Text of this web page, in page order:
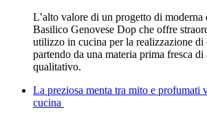
L’alto valore di un progetto di moderna
Basilico Genovese Dop che offre
utilizzo in cucina per la realizzazione di
partendo da una materia prima fresca
qualitativo.
La preziosa menta tra mito e profumati
cucina